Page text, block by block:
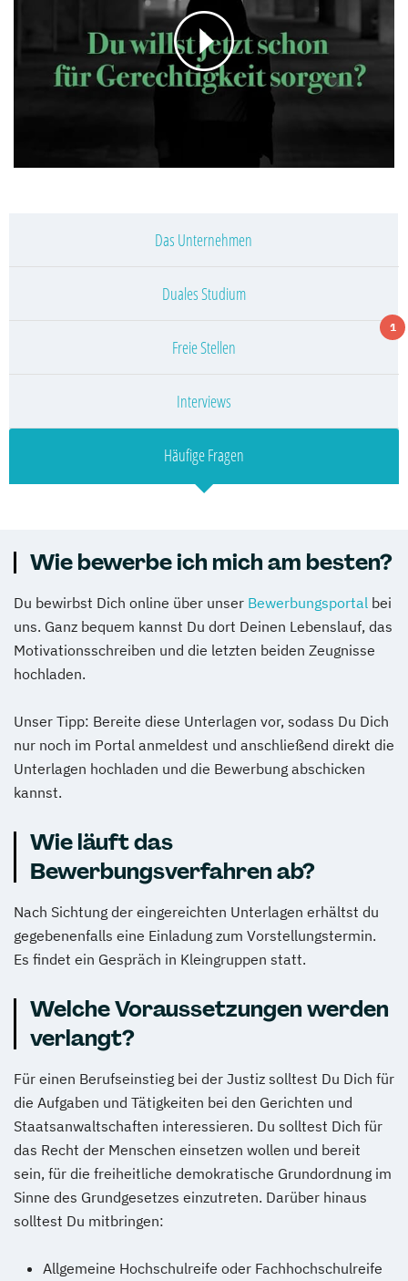
Das Unternehmen
Duales Studium
1
Freie Stellen
Interviews
Häufige Fragen
Wie bewerbe ich mich am besten?
Du bewirbst Dich online über unser Bewerbungsportal bei
uns. Ganz bequem kannst Du dort Deinen Lebenslauf, das
Motivationsschreiben und die letzten beiden Zeugnisse
hochladen.
Unser Tipp: Bereite diese Unterlagen vor, sodass Du Dich
nur noch im Portal anmeldest und anschließend direkt die
Unterlagen hochladen und die Bewerbung abschicken
kannst.
Wie läuft das
Bewerbungsverfahren ab?
Nach Sichtung der eingereichten Unterlagen erhältst du
gegebenenfalls eine Einladung zum Vorstellungstermin.
Es findet ein Gespräch in Kleingruppen statt.
Welche Voraussetzungen werden
verlangt?
Für einen Berufseinstieg bei der Justiz solltest Du Dich für
die Aufgaben und Tätigkeiten bei den Gerichten und
Staatsanwaltschaften interessieren. Du solltest Dich für
das Recht der Menschen einsetzen wollen und bereit
sein, für die freiheitliche demokratische Grundordnung im
Sinne des Grundgesetzes einzutreten. Darüber hinaus
solltest Du mitbringen:
Allgemeine Hochschulreife oder Fachhochschulreife